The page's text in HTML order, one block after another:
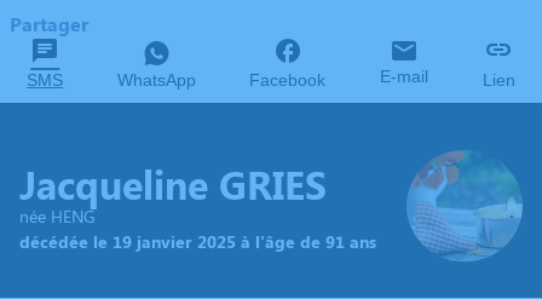
Partager
SMS WhatsApp Facebook E-mail Lien
Jacqueline GRIES
née HENG
décédée le 19 janvier 2025 à l'âge de 91 ans